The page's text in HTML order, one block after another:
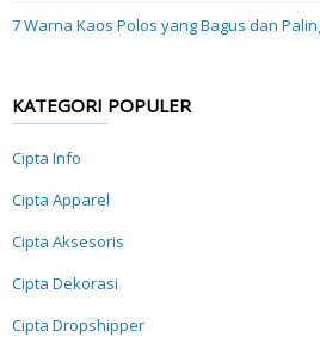
7 Warna Kaos Polos yang Bagus dan
KATEGORI POPULER
Cipta Info
Cipta Apparel
Cipta Aksesoris
Cipta Dekorasi
Cipta Dropshipper